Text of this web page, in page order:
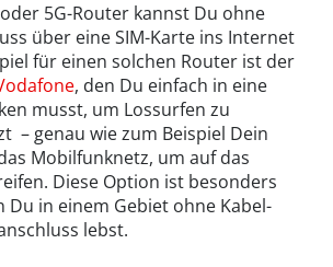
5G-Router kannst Du ohne
über eine SIM-Karte ins Internet
für einen solchen Router ist der
, den Du einfach in eine
musst, um Lossurfen zu
– genau wie zum Beispiel Dein
Mobilfunknetz, um auf das
Diese Option ist besonders
Du in einem Gebiet ohne Kabel-
lebst.